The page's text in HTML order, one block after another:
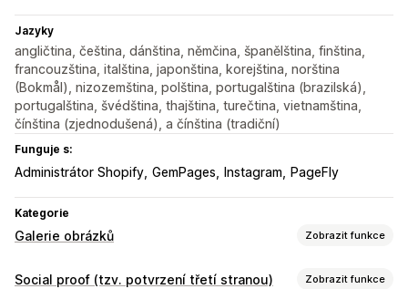
Jazyky
angličtina, čeština, dánština, němčina, španělština, finština,
francouzština, italština, japonština, korejština, norština
(Bokmål), nizozemština, polština, portugalština (brazilská),
portugalština, švédština, thajština, turečtina, vietnamština,
čínština (zjednodušená), a čínština (tradiční)
Funguje s:
Administrátor Shopify GemPages Instagram PageFly
Kategorie
Galerie obrázků Zobrazit funkce
Typy galerií
Social proof (tzv. potvrzení třetí stranou) Zobrazit funkce